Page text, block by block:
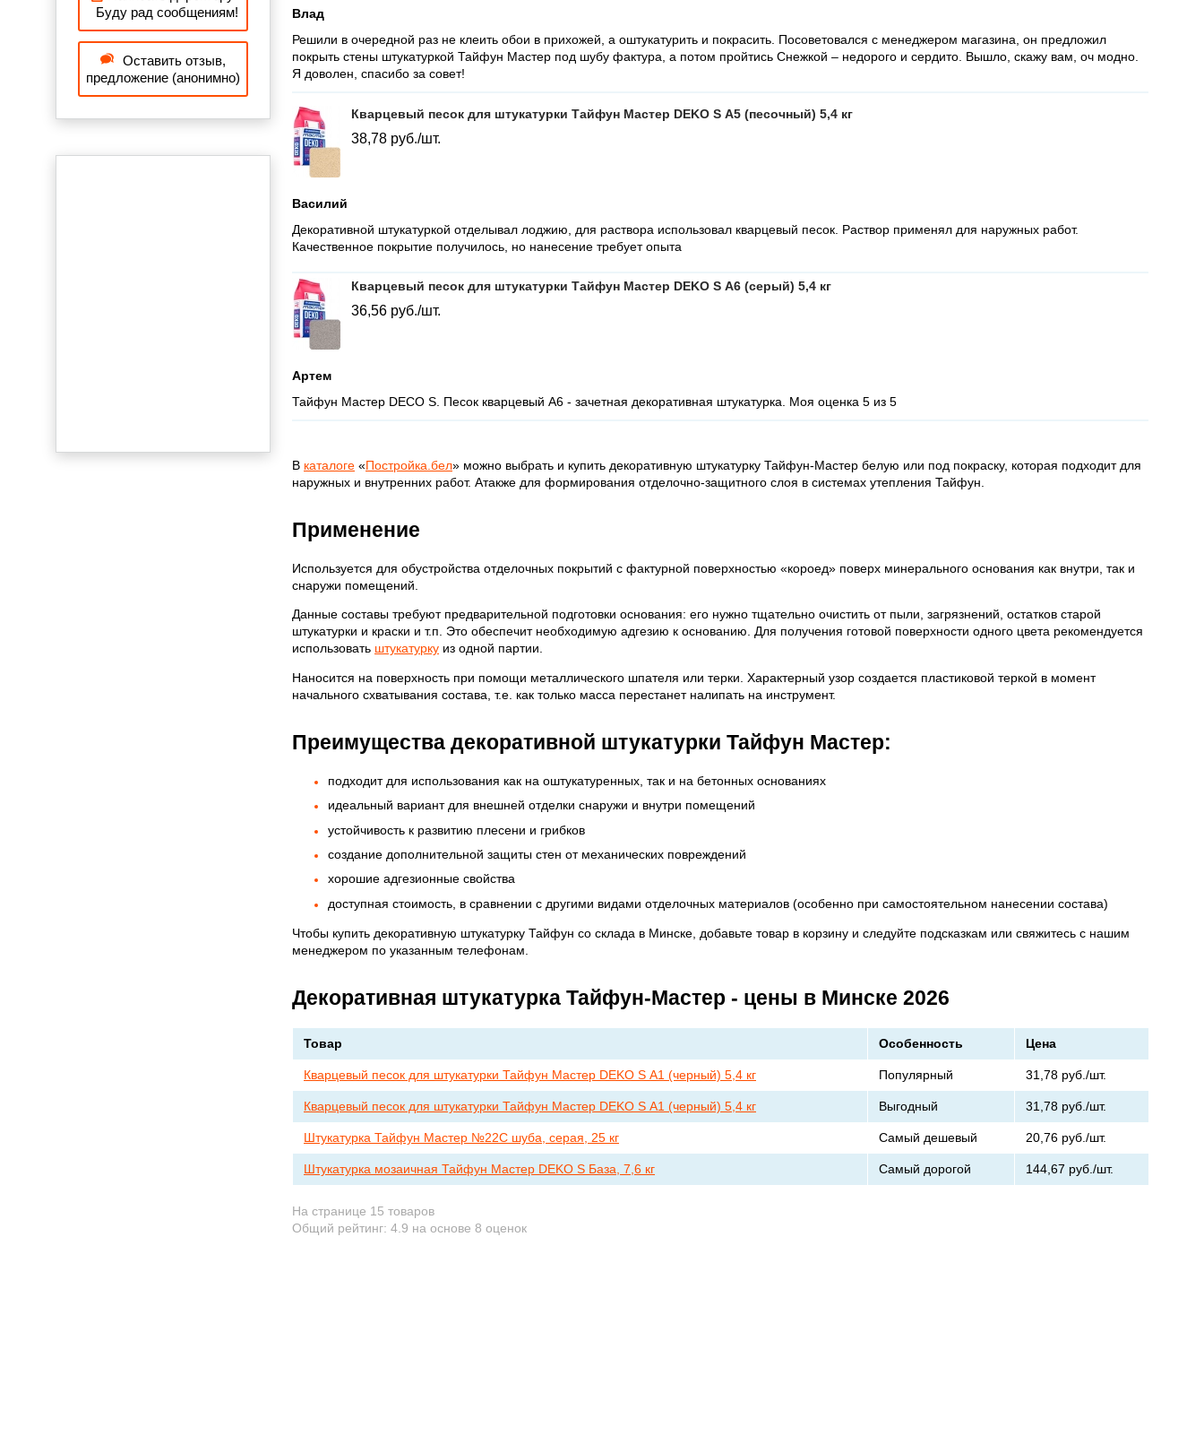
Буду рад сообщениям!
Оставить отзыв,
предложение (анонимно)
Влад
Решили в очередной раз не клеить обои в прихожей, а оштукатурить и покрасить. Посоветовался с менеджером магазина, он предложил
покрыть стены штукатуркой Тайфун Мастер под шубу фактура, а потом пройтись Снежкой – недорого и сердито. Вышло, скажу вам, оч модно.
Я доволен, спасибо за совет!
Кварцевый песок для штукатурки Тайфун Мастер DEKO S А5 (песочный) 5,4 кг
38,78 руб./шт.
Василий
Декоративной штукатуркой отделывал лоджию, для раствора использовал кварцевый песок. Раствор применял для наружных работ.
Качественное покрытие получилось, но нанесение требует опыта
Кварцевый песок для штукатурки Тайфун Мастер DEKO S А6 (серый) 5,4 кг
36,56 руб./шт.
Артем
Тайфун Мастер DECO S. Песок кварцевый А6 - зачетная декоративная штукатурка. Моя оценка 5 из 5
В каталоге «Постройка.бел» можно выбрать и купить декоративную штукатурку Тайфун-Мастер белую или под покраску, которая подходит для
наружных и внутренних работ. Атакже для формирования отделочно-защитного слоя в системах утепления Тайфун.
Применение
Используется для обустройства отделочных покрытий с фактурной поверхностью «короед» поверх минерального основания как внутри, так и
снаружи помещений.
Данные составы требуют предварительной подготовки основания: его нужно тщательно очистить от пыли, загрязнений, остатков старой
штукатурки и краски и т.п. Это обеспечит необходимую адгезию к основанию. Для получения готовой поверхности одного цвета рекомендуется
использовать штукатурку из одной партии.
Наносится на поверхность при помощи металлического шпателя или терки. Характерный узор создается пластиковой теркой в момент
начального схватывания состава, т.е. как только масса перестанет налипать на инструмент.
Преимущества декоративной штукатурки Тайфун Мастер:
подходит для использования как на оштукатуренных, так и на бетонных основаниях
идеальный вариант для внешней отделки снаружи и внутри помещений
устойчивость к развитию плесени и грибков
создание дополнительной защиты стен от механических повреждений
хорошие адгезионные свойства
доступная стоимость, в сравнении с другими видами отделочных материалов (особенно при самостоятельном нанесении состава)
Чтобы купить декоративную штукатурку Тайфун со склада в Минске, добавьте товар в корзину и следуйте подсказкам или свяжитесь с нашим
менеджером по указанным телефонам.
Декоративная штукатурка Тайфун-Мастер - цены в Минске 2026
Товар Особенность Цена
Кварцевый песок для штукатурки Тайфун Мастер DEKO S А1 (черный) 5,4 кг Популярный 31,78 руб./шт.
Кварцевый песок для штукатурки Тайфун Мастер DEKO S А1 (черный) 5,4 кг Выгодный 31,78 руб./шт.
Штукатурка Тайфун Мастер №22С шуба, серая, 25 кг Самый дешевый 20,76 руб./шт.
Штукатурка мозаичная Тайфун Мастер DEKO S База, 7,6 кг Самый дорогой 144,67 руб./шт.
На странице 15 товаров
Общий рейтинг: 4.9 на основе 8 оценок